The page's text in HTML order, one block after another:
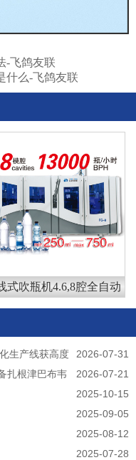
-飞鸽友联
什么-飞鸽友联
式吹瓶机4.6,8腔全自动
2026-07-31
生产线获高度
2026-07-21
扎根津巴布韦
2025-10-15
2025-09-05
2025-08-12
2025-07-28